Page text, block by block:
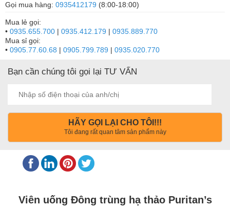
Gọi mua hàng: 0935412179 (8:00-18:00)
Mua lẻ gọi:
• 0935.655.700 | 0935.412.179 | 0935.889.770
Mua sỉ gọi:
• 0905.77.60.68 | 0905.799.789 | 0935.020.770
Bạn cần chúng tôi gọi lại TƯ VẤN
HÃY GỌI LẠI CHO TÔI!!!
Tôi đang rất quan tâm sản phẩm này
Viên uống Đông trùng hạ thảo Puritan’s